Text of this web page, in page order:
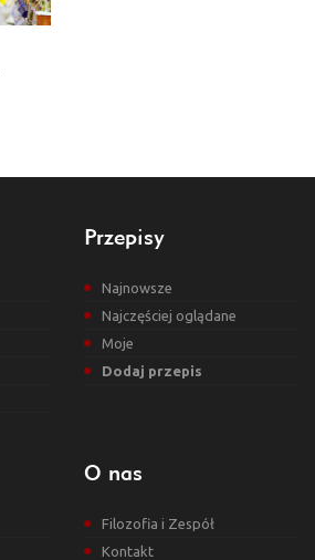
Przepisy
Najnowsze
Najczęściej oglądane
Moje
Dodaj przepis
O nas
Filozofia i Zespół
Kontakt